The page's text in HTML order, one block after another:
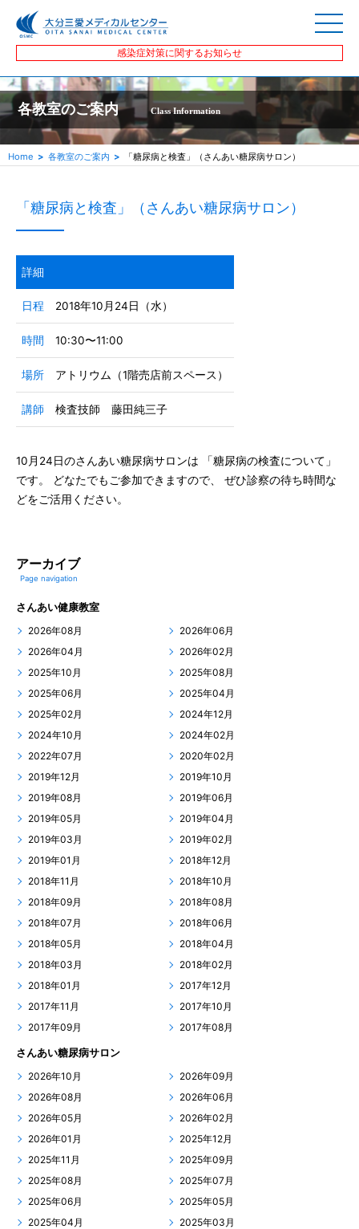
感染症対策に関するお知らせ
各教室のご案内 Class Information
Home 各教室のご案内 「糖尿病と検査」（さんあい糖尿病サロン）
「糖尿病と検査」（さんあい糖尿病サロン）
詳細
日程 2018年10月24日（水）
時間 10:30〜11:00
場所 アトリウム（1階売店前スペース）
講師 検査技師 藤田純三子
10月24日のさんあい糖尿病サロンは 「糖尿病の検査について」
です。 どなたでもご参加できますので、 ぜひ診察の待ち時間な
どをご活用ください。
アーカイブ
Page navigation
さんあい健康教室
2026年08月
2026年06月
2026年04月
2026年02月
2025年10月
2025年08月
2025年06月
2025年04月
2025年02月
2024年12月
2024年10月
2024年02月
2022年07月
2020年02月
2019年12月
2019年10月
2019年08月
2019年06月
2019年05月
2019年04月
2019年03月
2019年02月
2019年01月
2018年12月
2018年11月
2018年10月
2018年09月
2018年08月
2018年07月
2018年06月
2018年05月
2018年04月
2018年03月
2018年02月
2018年01月
2017年12月
2017年11月
2017年10月
2017年09月
2017年08月
さんあい糖尿病サロン
2026年10月
2026年09月
2026年08月
2026年06月
2026年05月
2026年02月
2026年01月
2025年12月
2025年11月
2025年09月
2025年08月
2025年07月
2025年06月
2025年05月
2025年04月
2025年03月